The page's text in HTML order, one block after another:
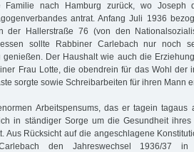
Familie nach Hamburg zurück, wo Joseph
antrat. Anfang Juli 1936
der Hallerstraße 76 (von den
sollte Rabbiner Carlebach nur noch
genießen. Der Haushalt wie auch die
Frau Lotte, die obendrein für das Wohl der
sorgte sowie Schreibarbeiten für ihren Mann
Arbeitspensums, das er tagein tagaus
in ständiger Sorge um die Gesundheit
Aus Rücksicht auf die angeschlagene
den Jahreswechsel 1936/37 in